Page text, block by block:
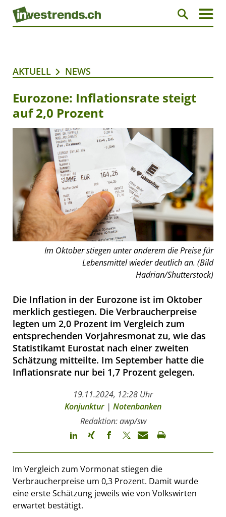
AKTUELL NEWS
Eurozone: Inflationsrate steigt
auf 2,0 Prozent
Im Oktober stiegen unter anderem die Preise für
Lebensmittel wieder deutlich an. (Bild
Hadrian/Shutterstock)
Die Inflation in der Eurozone ist im Oktober
merklich gestiegen. Die Verbraucherpreise
legten um 2,0 Prozent im Vergleich zum
entsprechenden Vorjahresmonat zu, wie das
Statistikamt Eurostat nach einer zweiten
Schätzung mitteilte. Im September hatte die
Inflationsrate nur bei 1,7 Prozent gelegen.
19.11.2024, 12:28 Uhr
Konjunktur | Notenbanken
Redaktion: awp/sw
Im Vergleich zum Vormonat stiegen die
Verbraucherpreise um 0,3 Prozent. Damit wurde
eine erste Schätzung jeweils wie von Volkswirten
erwartet bestätigt.